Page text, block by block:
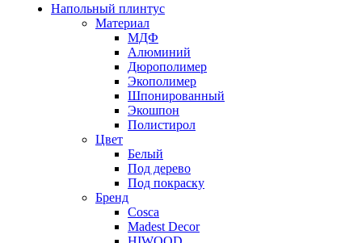
Напольный плинтус
Материал
МДФ
Алюминий
Дюрополимер
Экополимер
Шпонированный
Экошпон
Полистирол
Цвет
Белый
Под дерево
Под покраску
Бренд
Cosca
Madest Decor